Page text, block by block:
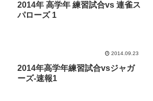
2014年 高学年 練習試合vs 連雀ス
パローズ 1
2014.09.23
2014年高学年練習試合vsジャガ
ーズ-速報1